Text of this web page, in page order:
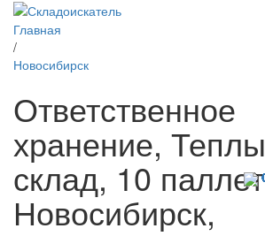
Главная
/
Новосибирск
Ответственное
хранение,
склад, 10
Новосибирск,